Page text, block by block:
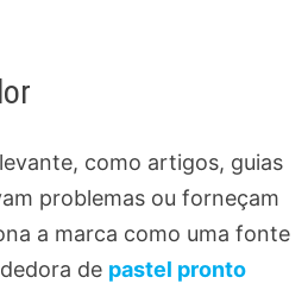
como artigos, guias
problemas ou forneçam
a marca como uma fonte
de pastel pronto